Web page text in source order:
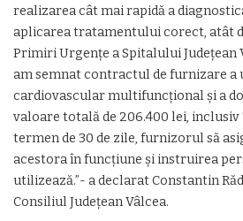
realizarea cât mai rapidă a
aplicarea tratamentului corect, atât
Primiri Urgenţe a Spitalului Judeţean
am semnat contractul de furnizare a
cardiovascular multifuncţional şi a
valoare totală de 206.400 lei, inclusiv
termen de 30 de zile, furnizorul să
acestora în funcţiune şi instruirea
utilizează.”- a declarat Constantin
Consiliul Judeţean Vâlcea.